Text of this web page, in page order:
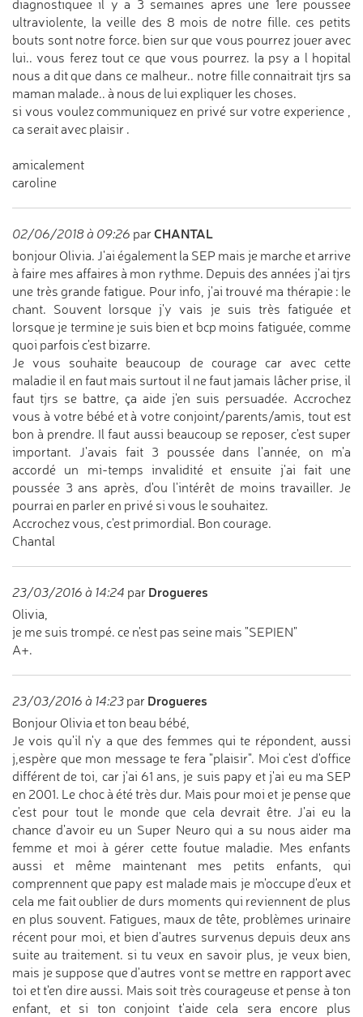
diagnostiquee il y a 3 semaines apres une 1ere poussee
ultraviolente, la veille des 8 mois de notre fille. ces petits
bouts sont notre force. bien sur que vous pourrez jouer avec
lui.. vous ferez tout ce que vous pourrez. la psy a l hopital
nous a dit que dans ce malheur.. notre fille connaitrait tjrs sa
maman malade.. à nous de lui expliquer les choses.
si vous voulez communiquez en privé sur votre experience ,
ca serait avec plaisir .
amicalement
caroline
02/06/2018 à 09:26 par CHANTAL
bonjour Olivia. J'ai également la SEP mais je marche et arrive
à faire mes affaires à mon rythme. Depuis des années j'ai tjrs
une très grande fatigue. Pour info, j'ai trouvé ma thérapie : le
chant. Souvent lorsque j'y vais je suis très fatiguée et
lorsque je termine je suis bien et bcp moins fatiguée, comme
quoi parfois c'est bizarre.
Je vous souhaite beaucoup de courage car avec cette
maladie il en faut mais surtout il ne faut jamais lâcher prise, il
faut tjrs se battre, ça aide j'en suis persuadée. Accrochez
vous à votre bébé et à votre conjoint/parents/amis, tout est
bon à prendre. Il faut aussi beaucoup se reposer, c'est super
important. J'avais fait 3 poussée dans l'année, on m'a
accordé un mi-temps invalidité et ensuite j'ai fait une
poussée 3 ans après, d'ou l'intérêt de moins travailler. Je
pourrai en parler en privé si vous le souhaitez.
Accrochez vous, c'est primordial. Bon courage.
Chantal
23/03/2016 à 14:24 par Drogueres
Olivia,
je me suis trompé. ce n'est pas seine mais "SEPIEN"
A+.
23/03/2016 à 14:23 par Drogueres
Bonjour Olivia et ton beau bébé,
Je vois qu'il n'y a que des femmes qui te répondent, aussi
j,espère que mon message te fera "plaisir". Moi c'est d'office
différent de toi, car j'ai 61 ans, je suis papy et j'ai eu ma SEP
en 2001. Le choc à été très dur. Mais pour moi et je pense que
c'est pour tout le monde que cela devrait être. J'ai eu la
chance d'avoir eu un Super Neuro qui a su nous aider ma
femme et moi à gérer cette foutue maladie. Mes enfants
aussi et même maintenant mes petits enfants, qui
comprennent que papy est malade mais je m'occupe d'eux et
cela me fait oublier de durs moments qui reviennent de plus
en plus souvent. Fatigues, maux de tête, problèmes urinaire
récent pour moi, et bien d'autres survenus depuis deux ans
suite au traitement. si tu veux en savoir plus, je veux bien,
mais je suppose que d'autres vont se mettre en rapport avec
toi et t'en dire aussi. Mais soit très courageuse et pense à ton
enfant, et si ton conjoint t'aide cela sera encore plus